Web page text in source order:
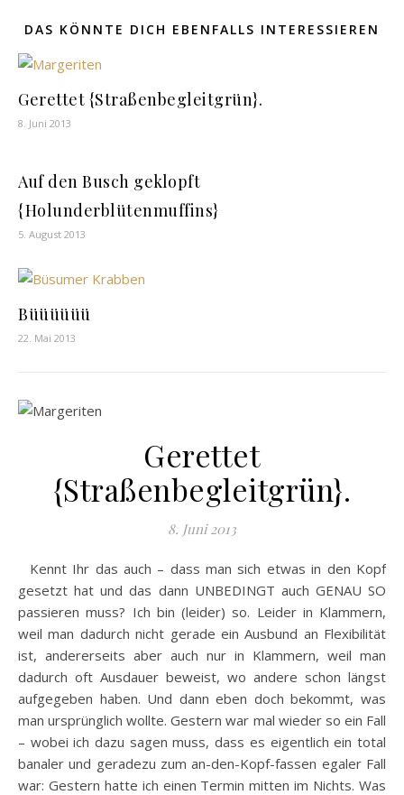
DAS KÖNNTE DICH EBENFALLS INTERESSIEREN
Gerettet {Straßenbegleitgrün}.
8. Juni 2013
Auf den Busch geklopft
{Holunderblütenmuffins}
5. August 2013
Büüüüüü
22. Mai 2013
Gerettet
{Straßenbegleitgrün}.
8. Juni 2013
Kennt Ihr das auch – dass man sich etwas in den Kopf
gesetzt hat und das dann UNBEDINGT auch GENAU SO
passieren muss? Ich bin (leider) so. Leider in Klammern,
weil man dadurch nicht gerade ein Ausbund an Flexibilität
ist, andererseits aber auch nur in Klammern, weil man
dadurch oft Ausdauer beweist, wo andere schon längst
aufgegeben haben. Und dann eben doch bekommt, was
man ursprünglich wollte. Gestern war mal wieder so ein Fall
– wobei ich dazu sagen muss, dass es eigentlich ein total
banaler und geradezu zum an-den-Kopf-fassen egaler Fall
war: Gestern hatte ich einen Termin mitten im Nichts. Was